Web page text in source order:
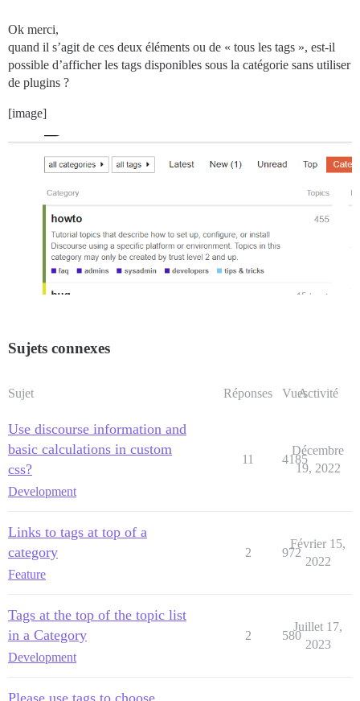
Ok merci,
quand il s’agit de ces deux éléments ou de « tous les tags », est-il
possible d’afficher les tags disponibles sous la catégorie sans utiliser
de plugins ?
[image]
Sujets connexes
Sujet Réponses VuesActivité
Use discourse information and
basic calculations in custom
css?
Development
11 4185
Décembre
19, 2022
Links to tags at top of a
category
Feature
2 972
Février 15,
2022
Tags at the top of the topic list
in a Category
Development
2 580
Juillet 17,
2023
Please use tags to choose